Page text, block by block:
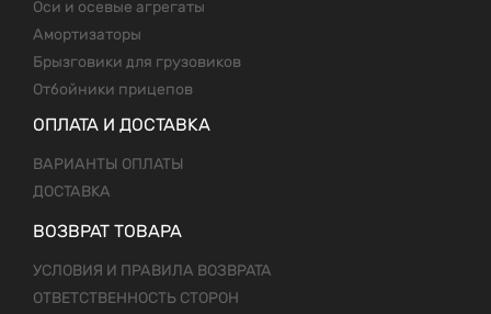
Оси и осевые агрегаты
Амортизаторы
Брызговики для грузовиков
Отбойники прицепов
ОПЛАТА И ДОСТАВКА
ВАРИАНТЫ ОПЛАТЫ
ДОСТАВКА
ВОЗВРАТ ТОВАРА
УСЛОВИЯ И ПРАВИЛА ВОЗВРАТА
ОТВЕТСТВЕННОСТЬ СТОРОН